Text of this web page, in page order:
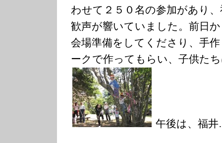
わせて２５０名の参加があり
歓声が響いていました。前日
会場準備をしてくださり、手
ークで作ってもらい、子供た
午後は、福